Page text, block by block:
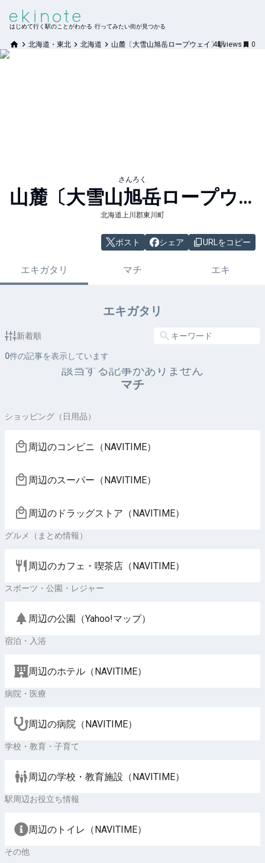
はじめて行く駅のことがわかる 行ってみたい街が見つかる
北海道・東北 北海道 山麓〔大雪山旭岳ロープウェイ〕駅
48 views 0
さんろく
山麓〔大雪山旭岳ロープウェイ〕
北海道上川郡東川町
ポスト シェア URLをコピー
エキガタリ マチ エキ
エキガタリ
新着順
0件の記事を表示しています
該当する記事がありません
マチ
ショッピング（日用品）
周辺のコンビニ（NAVITIME）
周辺のスーパー（NAVITIME）
周辺のドラッグストア（NAVITIME）
グルメ（まとめ情報）
周辺のカフェ・喫茶店（NAVITIME）
スポーツ・公園・レジャー
周辺の公園（Yahoo!マップ）
宿泊・入浴
周辺のホテル（NAVITIME）
病院・医療
周辺の病院（NAVITIME）
学校・教育・子育て
周辺の学校・教育施設（NAVITIME）
駅周辺お役立ち情報
周辺のトイレ（NAVITIME）
その他